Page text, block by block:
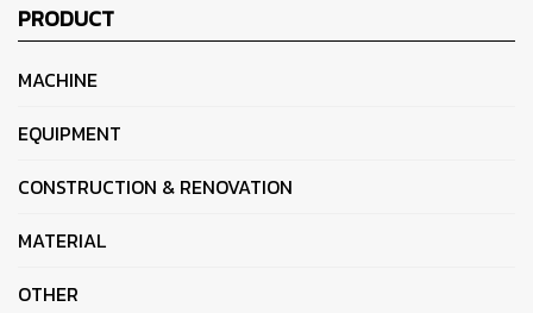
PRODUCT
MACHINE
EQUIPMENT
CONSTRUCTION & RENOVATION
MATERIAL
OTHER